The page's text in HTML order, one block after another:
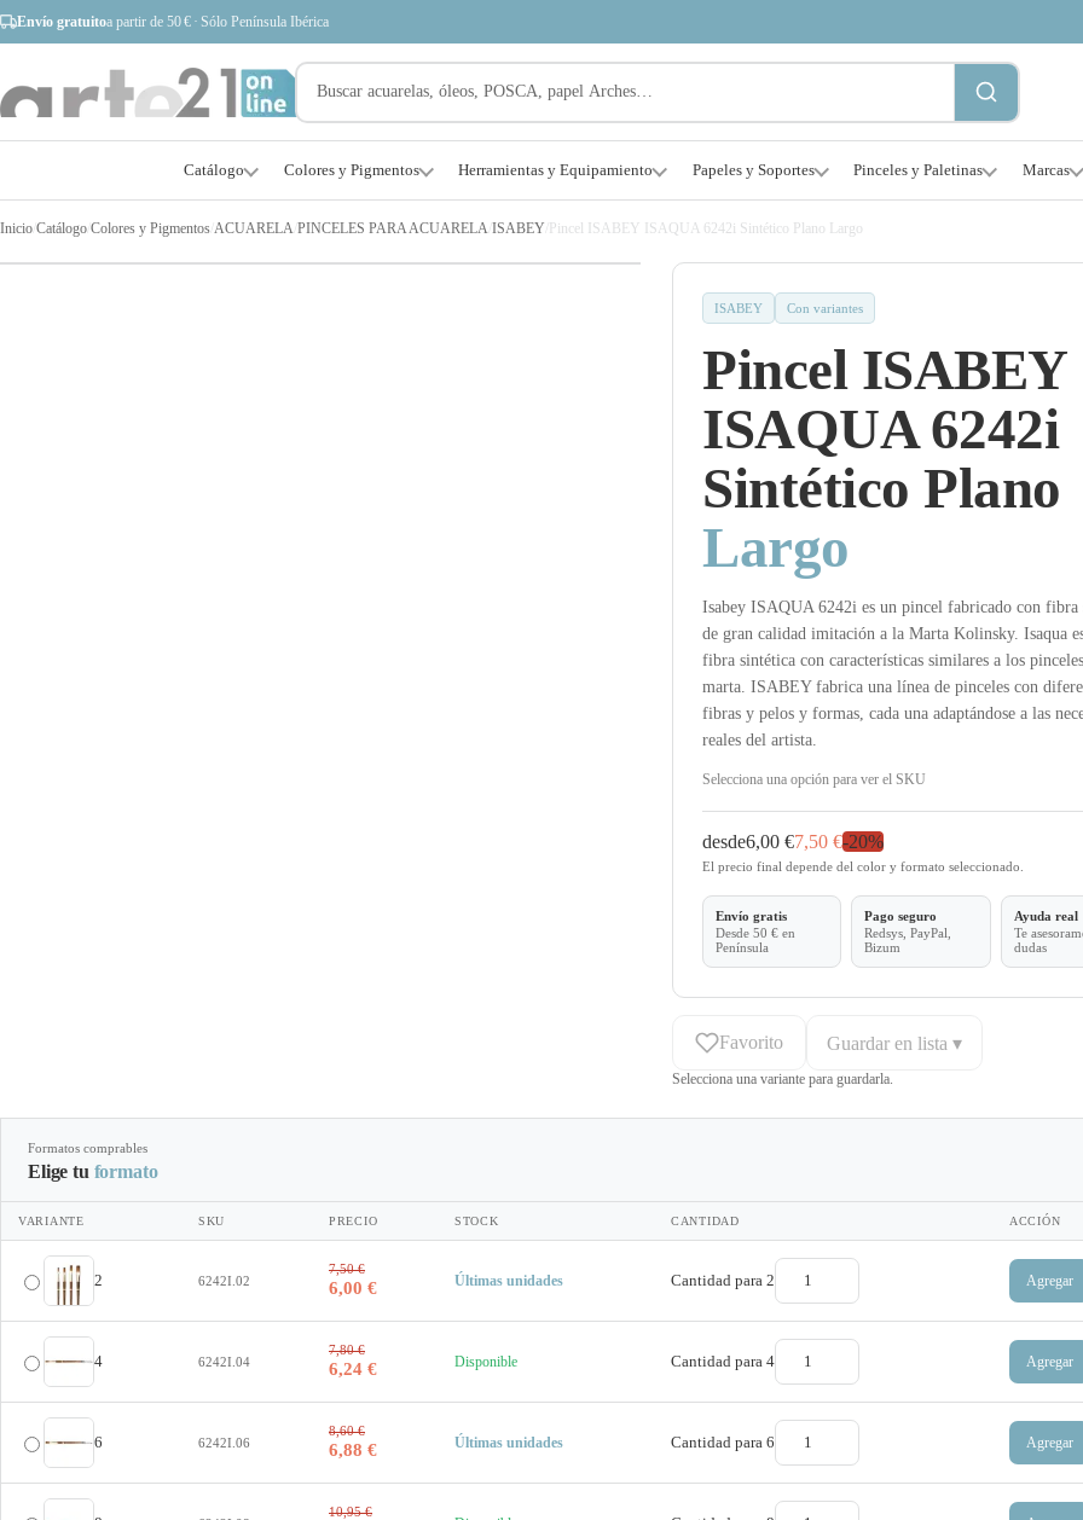
Envío gratuitoa partir de 50 € · Sólo Península Ibérica
Catálogo Colores y Pigmentos Herramientas y Equipamiento Papeles y Soportes Pinceles y Paletinas Marcas
Inicio Catálogo Colores y Pigmentos ACUARELA PINCELES PARA ACUARELA ISABEY Pincel ISABEY ISAQUA 6242i Sintético Plano Largo
ISABEY Con variantes
Pincel ISABEY
ISAQUA 6242i
Sintético Plano
Largo
Isabey ISAQUA 6242i es un pincel fabricado con fibra
de gran calidad imitación a la Marta Kolinsky. Isaqua
fibra sintética con características similares a los
marta. ISABEY fabrica una línea de pinceles con
fibras y pelos y formas, cada una adaptándose a las
reales del artista.
Selecciona una opción para ver el SKU
desde6,00 €7,50 €-20%
El precio final depende del color y formato seleccionado.
Envío gratis
Desde 50 € en
Península
Pago seguro
Redsys, PayPal,
Bizum
Ayuda real
Te
dudas
Favorito Guardar en lista ▾
Selecciona una variante para guardarla.
Formatos comprables
Elige tu formato
VARIANTE SKU PRECIO STOCK CANTIDAD ACCIÓN
2 6242I.02
7,50 €
6,00 € Últimas unidades Cantidad para 2 Agregar
4 6242I.04
7,80 €
6,24 € Disponible Cantidad para 4 Agregar
6 6242I.06
8,60 €
6,88 € Últimas unidades Cantidad para 6 Agregar
10,95 €